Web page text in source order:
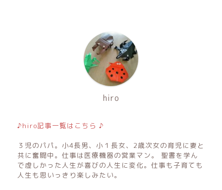
hiro
♪hiro記事一覧はこちら ♪
３児のパパ。小4長男、小１長女、2歳次女の育児に妻と
共に奮闘中。仕事は医療機器の営業マン。 聖書を学ん
で虚しかった人生が喜びの人生に変化。仕事も子育ても
人生も思いっきり楽しみたい。